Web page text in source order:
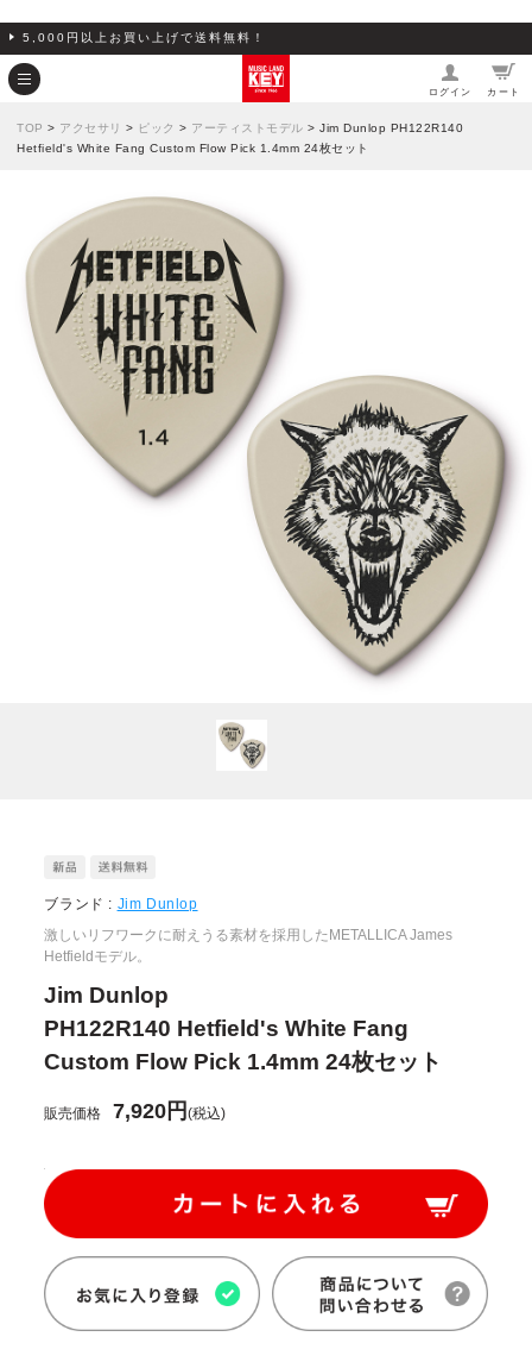
5,000円以上お買い上げで送料無料！
ログイン カート
TOP > アクセサリ > ピック > アーティストモデル > Jim Dunlop PH122R140
Hetfield's White Fang Custom Flow Pick 1.4mm 24枚セット
ブランド : Jim Dunlop
激しいリフワークに耐えうる素材を採用したMETALLICA James
Hetfieldモデル。
Jim Dunlop
PH122R140 Hetfield's White Fang
Custom Flow Pick 1.4mm 24枚セット
販売価格 7,920円(税込)